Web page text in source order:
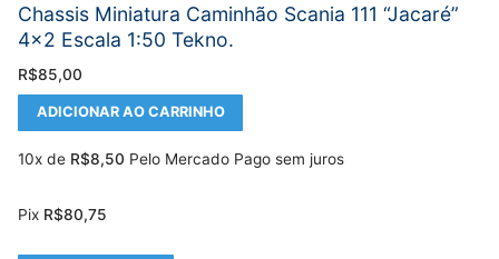
Chassis Miniatura Caminhão Scania 111 “Jacaré”
4×2 Escala 1:50 Tekno.
R$85,00
ADICIONAR AO CARRINHO
10x de R$8,50 Pelo Mercado Pago sem juros
Pix R$80,75